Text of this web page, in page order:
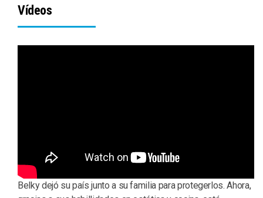
Vídeos
Belky dejó su país junto a su familia para protegerlos. Ahora,